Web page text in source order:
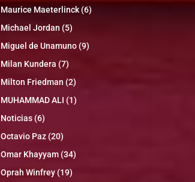
Maurice Maeterlinck(6)
Michael Jordan (5)
Miguel de Unamuno (9)
Milan Kundera (7)
Milton Friedman (2)
MUHAMMAD ALI (1)
Noticias (6)
Octavio Paz (20)
Omar Khayyam (34)
Oprah Winfrey (19)